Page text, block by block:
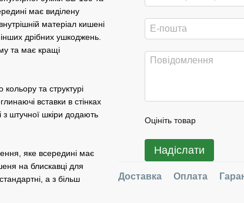
має виділену
матеріал кишені
дрібних ушкоджень.
та має кращі
та структурі
вставки в стінках
з штучної шкіри додають
яке всередині має
на блискавці для
а з більш
Оцініть товар
Надіслати
Доставка Оплата